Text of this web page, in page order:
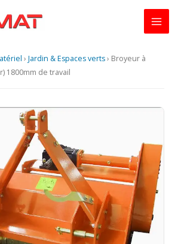
› Jardin & Espaces verts› Broyeur à
1800mm de travail